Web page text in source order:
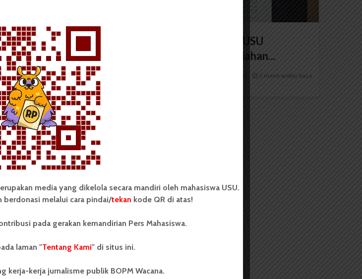
SI: Mahasiswa
Kerusuhan...
6 September 2025 2 menit waktu baca
Marak Aksi Demo, USU
Berlakukan Perkuliahan...
2 menit waktu baca
USU tentang
Mahasiswa
media yang dikelola secara mandiri oleh mahasiswa USU.
berdonasi melalui cara pindai/tekan kode QR di atas!
pada gerakan kemandirian Pers Mahasiswa.
laman "Tentang Kami" di situs ini.
kerja-kerja jurnalisme publik BOPM Wacana.